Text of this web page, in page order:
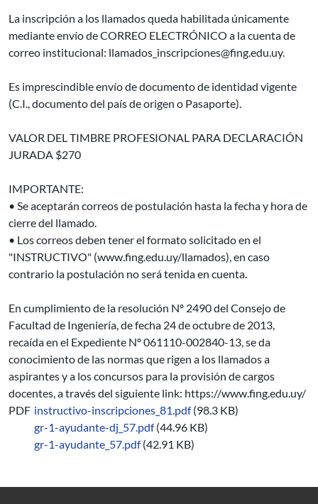
La inscripción a los llamados queda habilitada únicamente
mediante envío de CORREO ELECTRÓNICO a la cuenta de
correo institucional: llamados_inscripciones@fing.edu.uy.
Es imprescindible envío de documento de identidad vigente
(C.I., documento del país de origen o Pasaporte).
VALOR DEL TIMBRE PROFESIONAL PARA DECLARACIÓN
JURADA $270
IMPORTANTE:
• Se aceptarán correos de postulación hasta la fecha y hora de
cierre del llamado.
• Los correos deben tener el formato solicitado en el
"INSTRUCTIVO" (www.fing.edu.uy/llamados), en caso
contrario la postulación no será tenida en cuenta.
En cumplimiento de la resolución Nº 2490 del Consejo de
Facultad de Ingeniería, de fecha 24 de octubre de 2013,
recaída en el Expediente Nº 061110-002840-13, se da
conocimiento de las normas que rigen a los llamados a
aspirantes y a los concursos para la provisión de cargos
docentes, a través del siguiente link: https://www.fing.edu.uy/
PDF instructivo-inscripciones_81.pdf (98.3 KB)
gr-1-ayudante-dj_57.pdf (44.96 KB)
gr-1-ayudante_57.pdf (42.91 KB)